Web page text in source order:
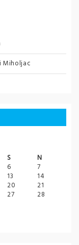
Miholjac
S
N
6
7
13
14
20
21
27
28